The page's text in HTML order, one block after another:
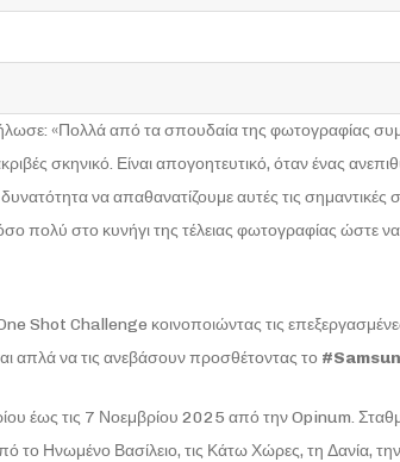
«Πολλά από τα σπουδαία της φωτογραφίας
σκηνικό. Είναι απογοητευτικό, όταν ένας
να απαθανατίζουμε αυτές τις σημαντικές
πολύ στο κυνήγι της τέλειας φωτογραφίας ώστε
Shot Challenge κοινοποιώντας τις
απλά να τις ανεβάσουν προσθέτοντας το
έως τις 7 Νοεμβρίου 2025 από την Opinum.
το Ηνωμένο Βασίλειο, τις Κάτω Χώρες, τη Δανία, την